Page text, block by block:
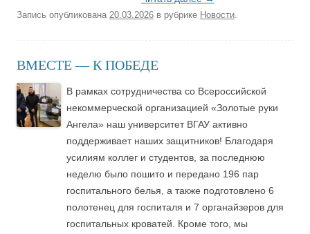
Запись опубликована 20.03.2026 в рубрике Новости.
ВМЕСТЕ — К ПОБЕДЕ
В рамках сотрудничества со Всероссийской
некоммерческой организацией «Золотые руки
Ангела» наш университет ВГАУ активно
поддерживает наших защитников! Благодаря
усилиям коллег и студентов, за последнюю
неделю было пошито и передано 196 пар
госпитального белья, а также подготовлено 6
полотенец для госпиталя и 7 органайзеров для
госпитальных кроватей. Кроме того, мы